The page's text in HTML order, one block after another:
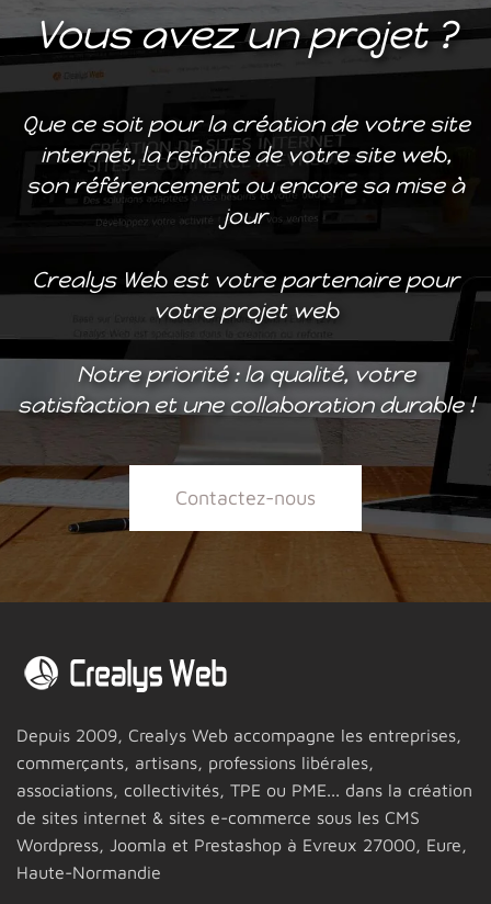
Vous avez un projet ?
Que ce soit pour la création de votre site
internet, la refonte de votre site web,
son référencement ou encore sa mise à
jour
Crealys Web est votre partenaire pour
votre projet web
Notre priorité : la qualité, votre
satisfaction et une collaboration durable !
Contactez-nous
Depuis 2009, Crealys Web accompagne les entreprises,
commerçants, artisans, professions libérales,
associations, collectivités, TPE ou PME... dans la création
de sites internet & sites e-commerce sous les CMS
Wordpress, Joomla et Prestashop à Evreux 27000, Eure,
Haute-Normandie